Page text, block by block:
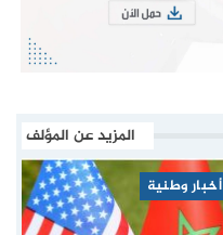
المزيد عن المؤلف
أخبار وطنية